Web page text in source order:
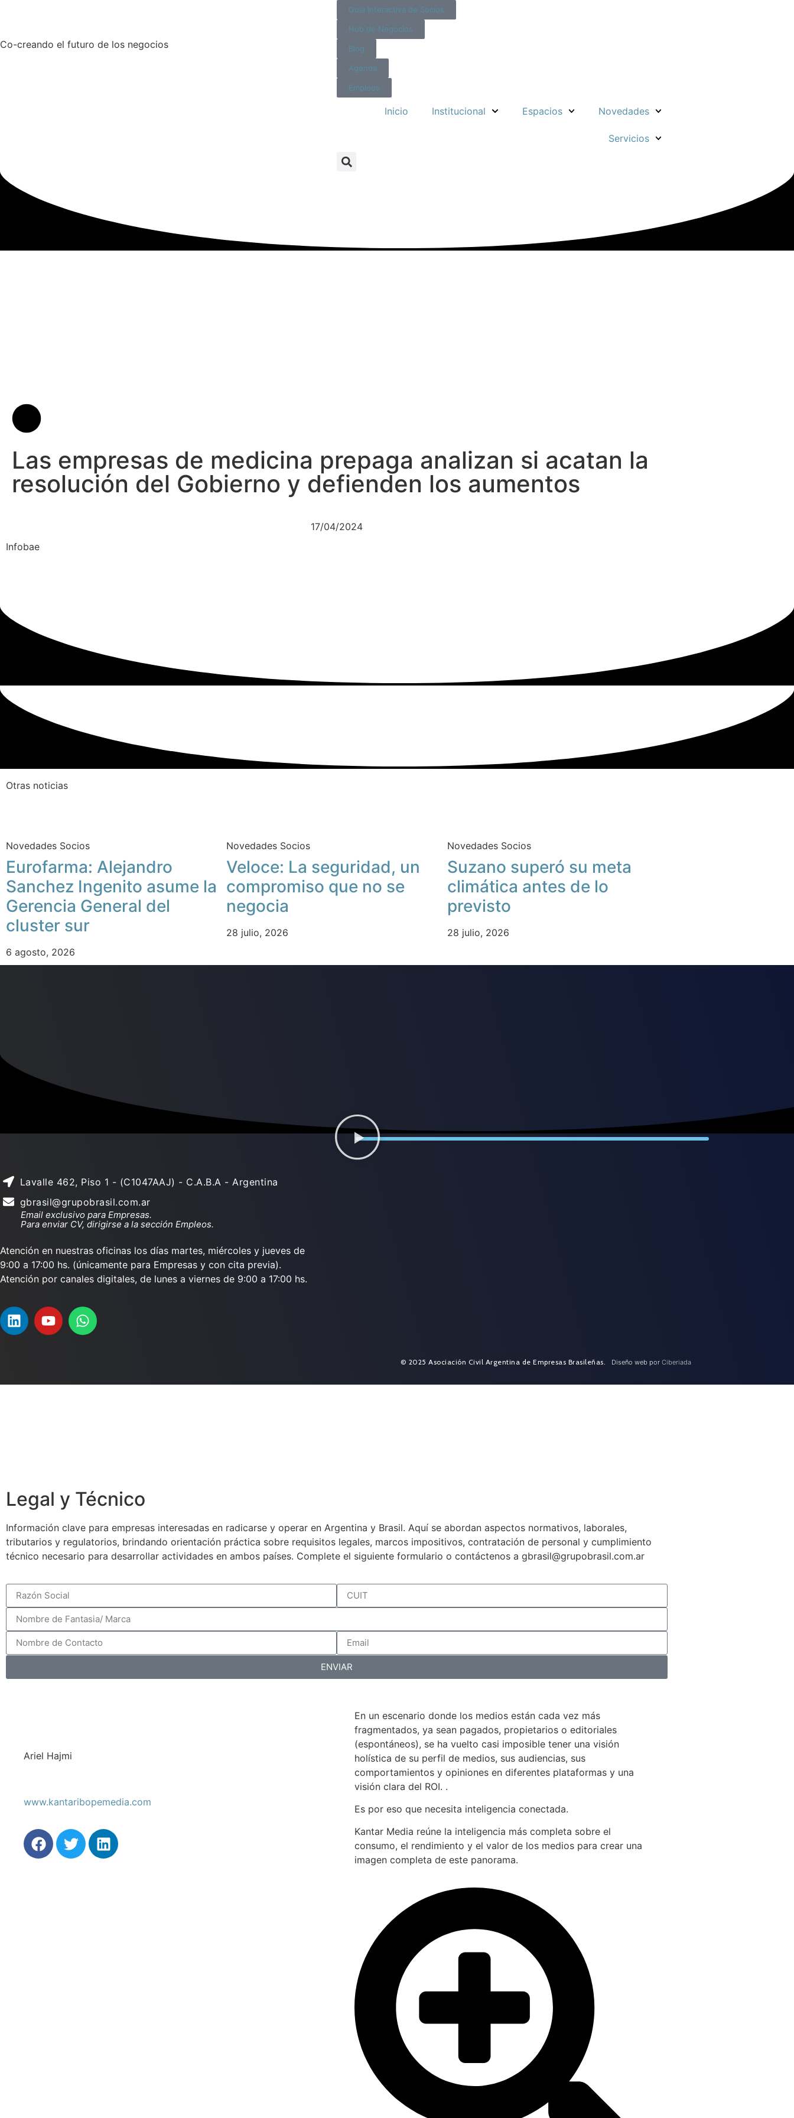
Co-creando el futuro de los negocios
Guía Interactiva de Socios
Hub de Negocios
Blog
Agenda
Empleos
Inicio Institucional Espacios Novedades
Servicios
Las empresas de medicina prepaga analizan si acatan la
resolución del Gobierno y defienden los aumentos
17/04/2024
Infobae
Otras noticias
Novedades Socios
Eurofarma: Alejandro
Sanchez Ingenito asume la
Gerencia General del
cluster sur
6 agosto, 2026
Novedades Socios
Veloce: La seguridad, un
compromiso que no se
negocia
28 julio, 2026
Novedades Socios
Suzano superó su meta
climática antes de lo
previsto
28 julio, 2026
Lavalle 462, Piso 1 - (C1047AAJ) - C.A.B.A - Argentina
gbrasil@grupobrasil.com.ar
Email exclusivo para Empresas.
Para enviar CV, dirigirse a la sección Empleos.
Atención en nuestras oficinas los días martes, miércoles y jueves de
9:00 a 17:00 hs. (únicamente para Empresas y con cita previa).
Atención por canales digitales, de lunes a viernes de 9:00 a 17:00 hs.
© 2025 Asociación Civil Argentina de Empresas Brasileñas. Diseño web por Ciberiada
Legal y Técnico
Información clave para empresas interesadas en radicarse y operar en Argentina y Brasil. Aquí se abordan aspectos normativos, laborales,
tributarios y regulatorios, brindando orientación práctica sobre requisitos legales, marcos impositivos, contratación de personal y cumplimiento
técnico necesario para desarrollar actividades en ambos países. Complete el siguiente formulario o contáctenos a gbrasil@grupobrasil.com.ar
ENVIAR
Ariel Hajmi
www.kantaribopemedia.com
En un escenario donde los medios están cada vez más
fragmentados, ya sean pagados, propietarios o editoriales
(espontáneos), se ha vuelto casi imposible tener una visión
holística de su perfil de medios, sus audiencias, sus
comportamientos y opiniones en diferentes plataformas y una
visión clara del ROI. .
Es por eso que necesita inteligencia conectada.
Kantar Media reúne la inteligencia más completa sobre el
consumo, el rendimiento y el valor de los medios para crear una
imagen completa de este panorama.